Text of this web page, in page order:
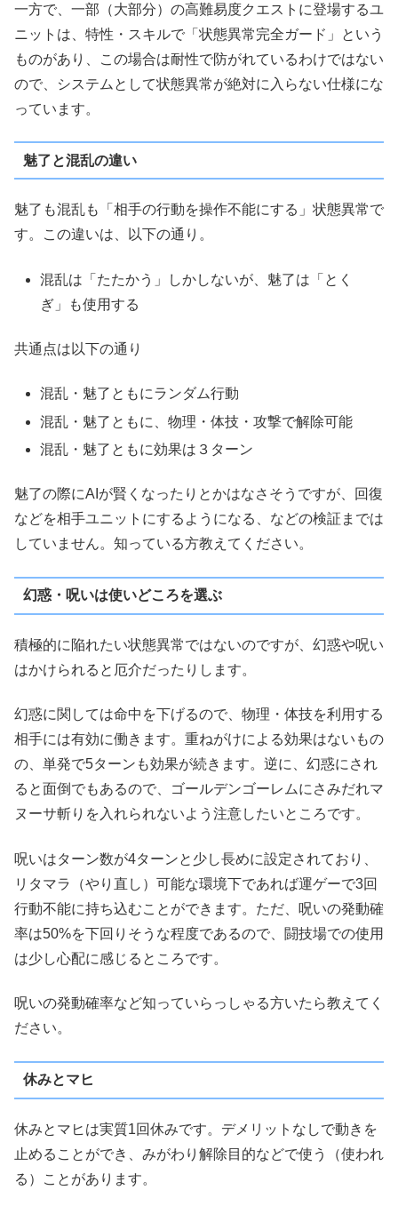
一方で、一部（大部分）の高難易度クエストに登場するユ
ニットは、特性・スキルで「状態異常完全ガード」という
ものがあり、この場合は耐性で防がれているわけではない
ので、システムとして状態異常が絶対に入らない仕様にな
っています。
魅了と混乱の違い
魅了も混乱も「相手の行動を操作不能にする」状態異常で
す。この違いは、以下の通り。
混乱は「たたかう」しかしないが、魅了は「とく
ぎ」も使用する
共通点は以下の通り
混乱・魅了ともにランダム行動
混乱・魅了ともに、物理・体技・攻撃で解除可能
混乱・魅了ともに効果は３ターン
魅了の際にAIが賢くなったりとかはなさそうですが、回復
などを相手ユニットにするようになる、などの検証までは
していません。知っている方教えてください。
幻惑・呪いは使いどころを選ぶ
積極的に陥れたい状態異常ではないのですが、幻惑や呪い
はかけられると厄介だったりします。
幻惑に関しては命中を下げるので、物理・体技を利用する
相手には有効に働きます。重ねがけによる効果はないもの
の、単発で5ターンも効果が続きます。逆に、幻惑にされ
ると面倒でもあるので、ゴールデンゴーレムにさみだれマ
ヌーサ斬りを入れられないよう注意したいところです。
呪いはターン数が4ターンと少し長めに設定されており、
リタマラ（やり直し）可能な環境下であれば運ゲーで3回
行動不能に持ち込むことができます。ただ、呪いの発動確
率は50%を下回りそうな程度であるので、闘技場での使用
は少し心配に感じるところです。
呪いの発動確率など知っていらっしゃる方いたら教えてく
ださい。
休みとマヒ
休みとマヒは実質1回休みです。デメリットなしで動きを
止めることができ、みがわり解除目的などで使う（使われ
る）ことがあります。